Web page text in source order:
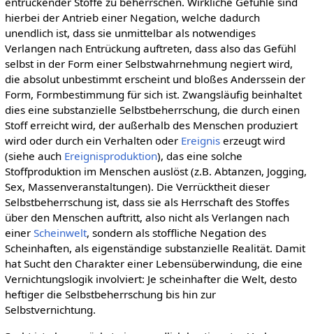
hierbei der Antrieb einer Negation, welche dadurch
unendlich ist, dass sie unmittelbar als notwendiges
Verlangen nach Entrückung auftreten, dass also das Gefühl
selbst in der Form einer Selbstwahrnehmung negiert wird,
die absolut unbestimmt erscheint und bloßes Anderssein der
Form, Formbestimmung für sich ist. Zwangsläufig beinhaltet
dies eine substanzielle Selbstbeherrschung, die durch einen
Stoff erreicht wird, der außerhalb des Menschen produziert
wird oder durch ein Verhalten oder Ereigniserzeugt wird
(siehe auch Ereignisproduktion), das eine solche
Stoffproduktion im Menschen auslöst (z.B. Abtanzen, Jogging,
Sex, Massenveranstaltungen). Die Verrücktheit dieser
Selbstbeherrschung ist, dass sie als Herrschaft des Stoffes
über den Menschen auftritt, also nicht als Verlangen nach
einer Scheinwelt, sondern als stoffliche Negation des
Scheinhaften, als eigenständige substanzielle Realität. Damit
hat Sucht den Charakter einer Lebensüberwindung, die eine
Vernichtungslogik involviert: Je scheinhafter die Welt, desto
heftiger die Selbstbeherrschung bis hin zur
Selbstvernichtung.